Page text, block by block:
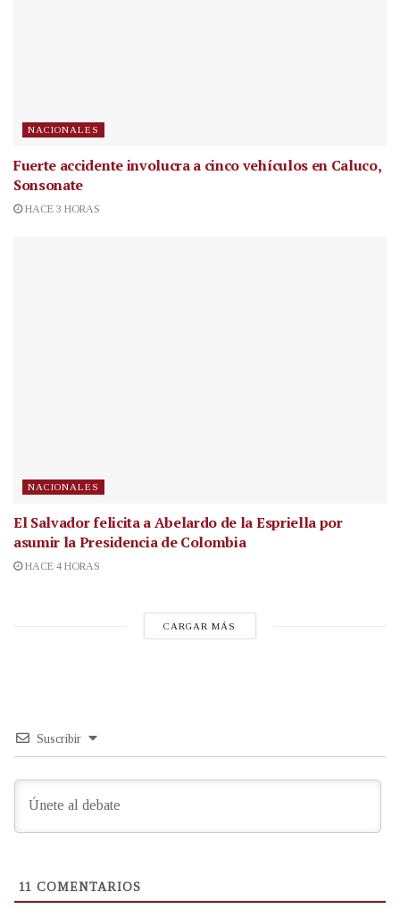
NACIONALES
Fuerte accidente involucra a cinco vehículos en Caluco,
Sonsonate
HACE 3 HORAS
NACIONALES
El Salvador felicita a Abelardo de la Espriella por
asumir la Presidencia de Colombia
HACE 4 HORAS
CARGAR MÁS
Suscribir
11 COMENTARIOS